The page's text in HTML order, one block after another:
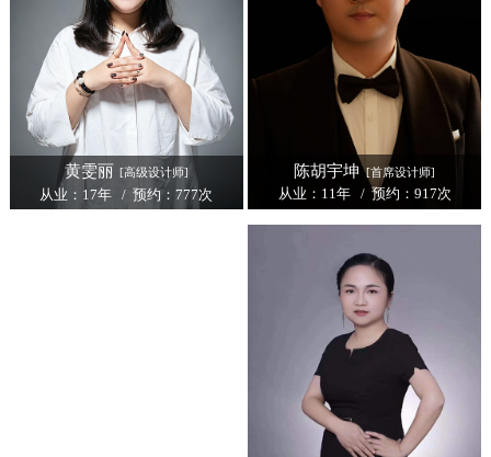
黄雯丽 [高级设计师]
从业：17年 / 预约：777次
陈胡宇坤 [首席设计师]
从业：11年 / 预约：917次